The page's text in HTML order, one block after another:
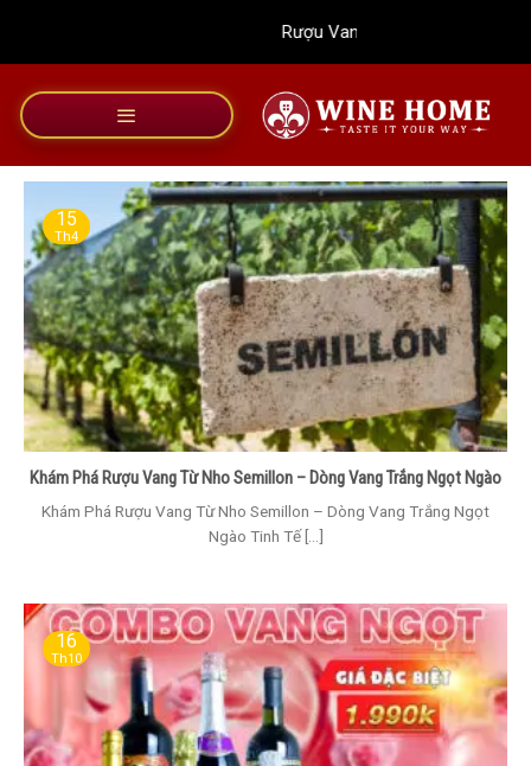
dung
Rượu Vang Wine Home
Khám Phá Rượu Vang Từ Nho Semillon – Dòng Vang Trắng Ngọt Ngào
Khám Phá Rượu Vang Từ Nho Semillon – Dòng Vang Trắng Ngọt
Ngào Tinh Tế [...]
15
Th4
16
Th10